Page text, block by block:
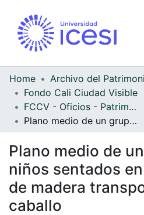
Home
Fondo Cali Ciudad Visible
FCCV - Oficios - Patrimonial
Plano medio de un grupo de niños sentados en una carretilla de madera transportada por un caballo
Plano medio de
niños sentados
de madera
caballo